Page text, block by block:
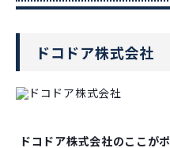
ドコドア株式会社
ドコドア株式会社のここが